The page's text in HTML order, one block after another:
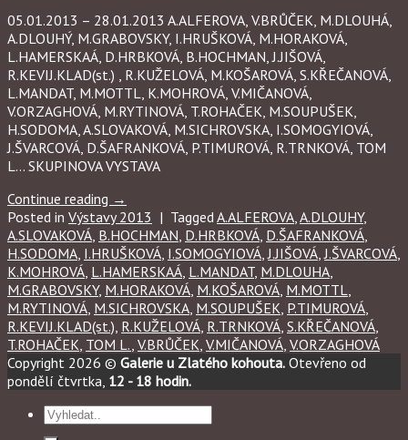
05.01.2013 – 28.01.2013 A.ALFEROVA, V.BRŮČEK, M.DLOUHÁ,
A.DLOUHÝ, M.GRABOVSKY, I.HRUŠKOVÁ, M.HORAKOVÁ,
L.HAMERSKAÁ, D.HRBKOVÁ, B.HOCHMAN, J.JIŠOVÁ,
R.KEVIJ.KLAD(st.) , R.KUŽELOVÁ, M.KOŠAROVÁ, S.KŘEČANOVÁ,
L.MANDAT, M.MOTTL, K.MOHROVÁ, V.MIČANOVÁ,
V.ORZAGHOVÁ, M.RYTINOVÁ, T.ROHAČEK, M.SOUPUŠEK,
H.SODOMA, A.SLOVAKOVÁ, M.SICHROVSKA, I.SOMOGYIOVÁ,
J.ŠVARCOVÁ, D.ŠAFRANKOVÁ, P.TIMUROVÁ, R.TRNKOVÁ, TOM
L… SKUPINOVA VYSTAVA
Continue reading →
Posted in Výstavy 2013 | Tagged A.ALFEROVA A.DLOUHY,
A.SLOVAKOVÁ B.HOCHMAN D.HRBKOVÁ D.ŠAFRANKOVÁ
H.SODOMA I.HRUŠKOVÁ I.SOMOGYIOVÁ J.JIŠOVÁ J.ŠVARCOVÁ
K.MOHROVÁ L.HAMERSKAÁ L.MANDAT, M.DLOUHA
M.GRABOVSKY, M.HORAKOVÁ M.KOŠAROVÁ M.MOTTL
M.RYTINOVÁ M.SICHROVSKA M.SOUPUŠEK P.TIMUROVÁ
R.KEVIJ.KLAD(st.) R.KUŽELOVÁ R.TRNKOVÁ S.KŘEČANOVÁ
T.ROHAČEK TOM L. V.BRŮČEK V.MIČANOVÁ V.ORZAGHOVÁ
Copyright 2026 © Galerie u Zlatého kohouta. Otevřeno od
pondělí čtvrtka, 12 - 18 hodin.
Hledat: